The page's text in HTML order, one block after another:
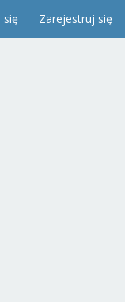
się Zarejestruj się